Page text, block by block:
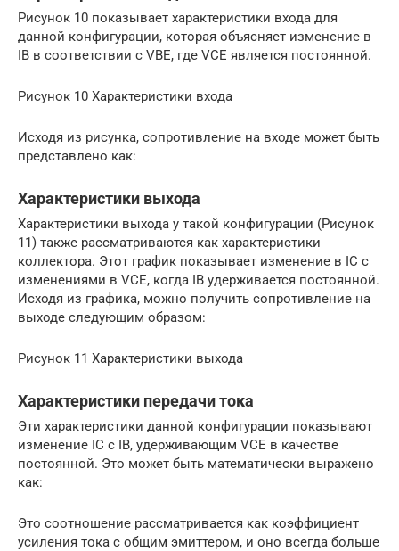
Рисунок 10 показывает характеристики входа для
данной конфигурации, которая объясняет изменение в
IB в соответствии с VBE, где VCE является постоянной.
Рисунок 10 Характеристики входа
Исходя из рисунка, сопротивление на входе может быть
представлено как:
Характеристики выхода
Характеристики выхода у такой конфигурации (Рисунок
11) также рассматриваются как характеристики
коллектора. Этот график показывает изменение в IC с
изменениями в VCE, когда IB удерживается постоянной.
Исходя из графика, можно получить сопротивление на
выходе следующим образом:
Рисунок 11 Характеристики выхода
Характеристики передачи тока
Эти характеристики данной конфигурации показывают
изменение IC с IB, удерживающим VCE в качестве
постоянной. Это может быть математически выражено
как:
Это соотношение рассматривается как коэффициент
усиления тока с общим эмиттером, и оно всегда больше